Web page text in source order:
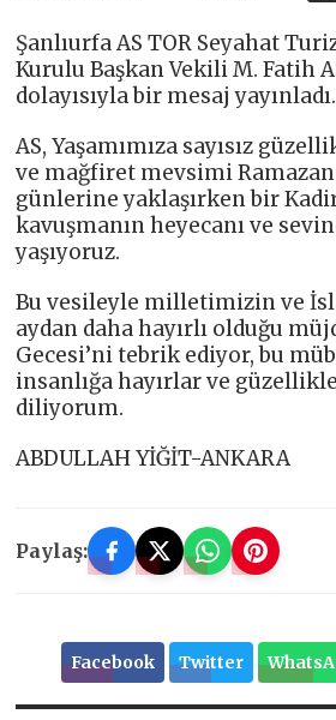
Şanlıurfa AS TOR Seyahat
Kurulu Başkan Vekili M. Fatih
dolayısıyla bir mesaj yayınladı.
AS, Yaşamımıza sayısız
ve mağfiret mevsimi Ramazan
günlerine yaklaşırken bir
kavuşmanın heyecanı ve
yaşıyoruz.
Bu vesileyle milletimizin ve
aydan daha hayırlı olduğu
Gecesi’ni tebrik ediyor, bu
insanlığa hayırlar ve
diliyorum.
ABDULLAH YİĞİT-ANKARA
Paylaş:
Facebook Twitter